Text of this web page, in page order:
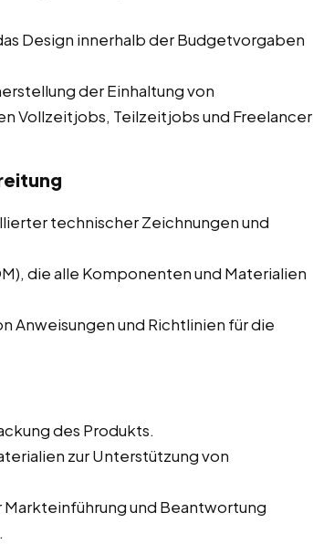
Design innerhalb der Budgetvorgaben
der Einhaltung von
Vollzeitjobs, Teilzeitjobs und Freelancer
technischer Zeichnungen und
die alle Komponenten und Materialien
Anweisungen und Richtlinien für die
des Produkts.
zur Unterstützung von
und Beantwortung